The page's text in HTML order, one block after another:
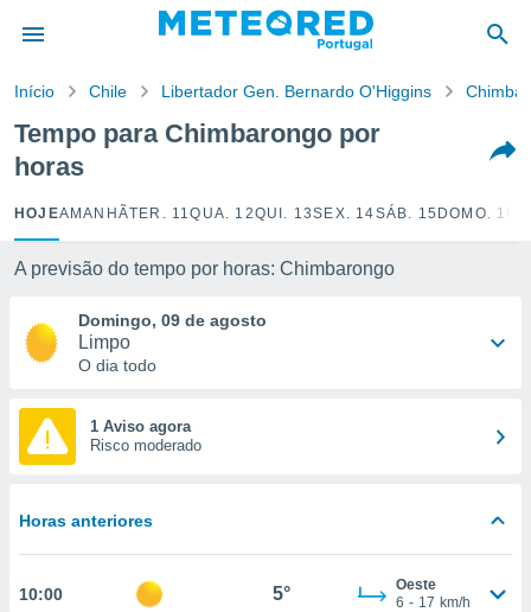
da
foi
para
fornecidas
a este
e
digital
ou
permite-
Início Chile Libertador Gen. Bernardo O'Higgins
Tempo para Chimbarongo por
horas
HOJEAMANHÃTER. 11QUA. 12QUI. 13SEX. 14SÁB. 15 DOMO. 16
A previsão do tempo por horas: Chimbarongo
Domingo, 09 de agosto
Limpo
O dia todo
1 Aviso agora
Risco moderado
Horas anteriores
10:00 5°
Oeste
6 - 17 km/h